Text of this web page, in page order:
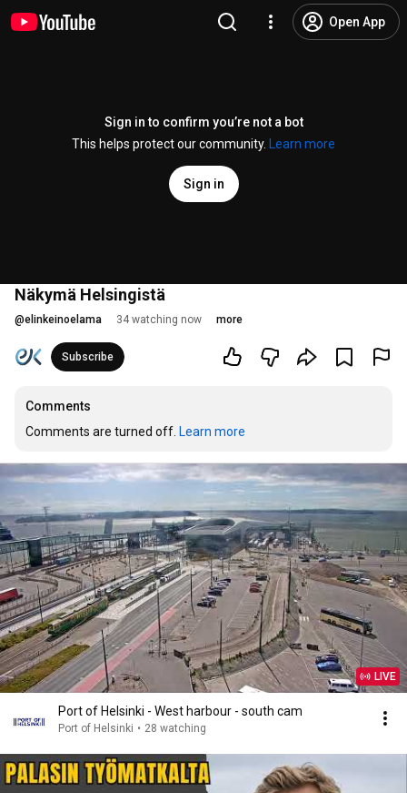
Open App
Sign in to confirm you’re not a bot
This helps protect our community.
Learn more
Sign in
Näkymä Helsingistä
@elinkeinoelama 34 watching now more
Subscribe
Comments
Comments are turned off. Learn more
LIVE
Port of Helsinki - West harbour - south cam
Port of Helsinki • 28 watching